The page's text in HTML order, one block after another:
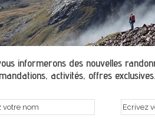
informerons des nouvelles
activités, offres
gratuits>Randonnées dans les paysages